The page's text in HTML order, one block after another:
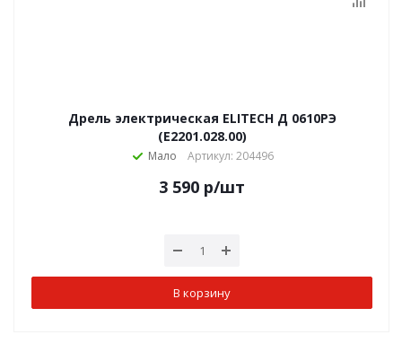
Дрель электрическая ELITECH Д 0610РЭ
(E2201.028.00)
Мало Артикул: 204496
3 590 р/шт
В корзину